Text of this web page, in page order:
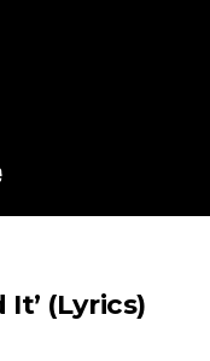
(Lyrics)